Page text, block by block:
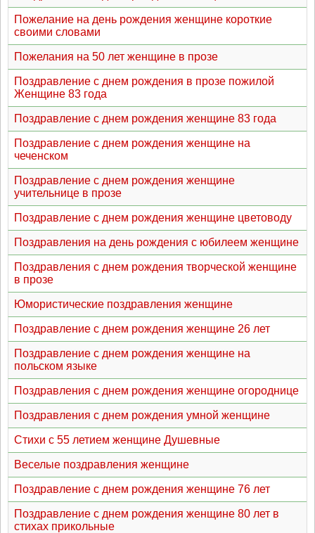
Пожелание на день рождения женщине короткие
своими словами
Пожелания на 50 лет женщине в прозе
Поздравление с днем рождения в прозе пожилой
Женщине 83 года
Поздравление с днем рождения женщине 83 года
Поздравление с днем рождения женщине на
чеченском
Поздравление с днем рождения женщине
учительнице в прозе
Поздравление с днем рождения женщине цветоводу
Поздравления на день рождения с юбилеем женщине
Поздравления с днем рождения творческой женщине
в прозе
Юмористические поздравления женщине
Поздравление с днем рождения женщине 26 лет
Поздравление с днем рождения женщине на
польском языке
Поздравления с днем рождения женщине огороднице
Поздравления с днем рождения умной женщине
Стихи с 55 летием женщине Душевные
Веселые поздравления женщине
Поздравление с днем рождения женщине 76 лет
Поздравление с днем рождения женщине 80 лет в
стихах прикольные